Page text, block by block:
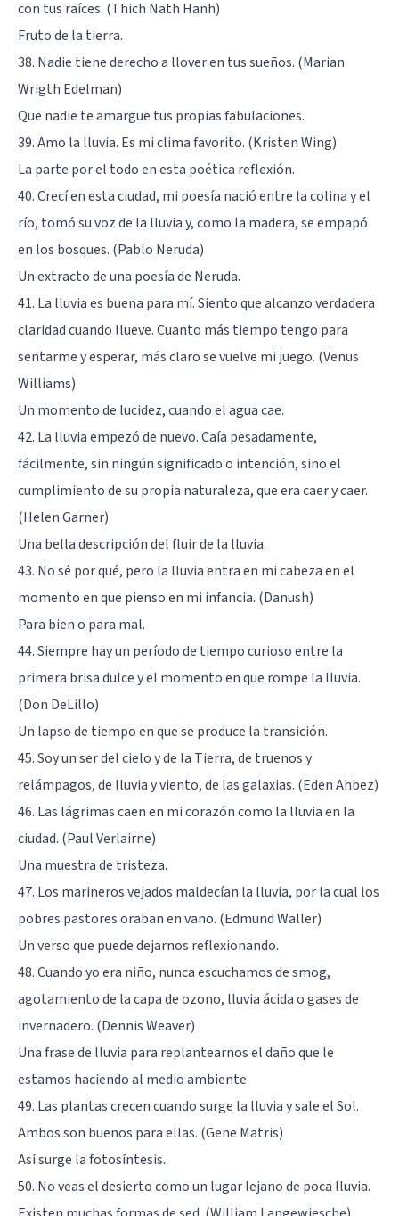
con tus raíces. (Thich Nath Hanh)
Fruto de la tierra.
38. Nadie tiene derecho a llover en tus sueños. (Marian
Wrigth Edelman)
Que nadie te amargue tus propias fabulaciones.
39. Amo la lluvia. Es mi clima favorito. (Kristen Wing)
La parte por el todo en esta poética reflexión.
40. Crecí en esta ciudad, mi poesía nació entre la colina y el
río, tomó su voz de la lluvia y, como la madera, se empapó
en los bosques. (Pablo Neruda)
Un extracto de una poesía de Neruda.
41. La lluvia es buena para mí. Siento que alcanzo verdadera
claridad cuando llueve. Cuanto más tiempo tengo para
sentarme y esperar, más claro se vuelve mi juego. (Venus
Williams)
Un momento de lucidez, cuando el agua cae.
42. La lluvia empezó de nuevo. Caía pesadamente,
fácilmente, sin ningún significado o intención, sino el
cumplimiento de su propia naturaleza, que era caer y caer.
(Helen Garner)
Una bella descripción del fluir de la lluvia.
43. No sé por qué, pero la lluvia entra en mi cabeza en el
momento en que pienso en mi infancia. (Danush)
Para bien o para mal.
44. Siempre hay un período de tiempo curioso entre la
primera brisa dulce y el momento en que rompe la lluvia.
(Don DeLillo)
Un lapso de tiempo en que se produce la transición.
45. Soy un ser del cielo y de la Tierra, de truenos y
relámpagos, de lluvia y viento, de las galaxias. (Eden Ahbez)
46. Las lágrimas caen en mi corazón como la lluvia en la
ciudad. (Paul Verlairne)
Una muestra de tristeza.
47. Los marineros vejados maldecían la lluvia, por la cual los
pobres pastores oraban en vano. (Edmund Waller)
Un verso que puede dejarnos reflexionando.
48. Cuando yo era niño, nunca escuchamos de smog,
agotamiento de la capa de ozono, lluvia ácida o gases de
invernadero. (Dennis Weaver)
Una frase de lluvia para replantearnos el daño que le
estamos haciendo al medio ambiente.
49. Las plantas crecen cuando surge la lluvia y sale el Sol.
Ambos son buenos para ellas. (Gene Matris)
Así surge la fotosíntesis.
50. No veas el desierto como un lugar lejano de poca lluvia.